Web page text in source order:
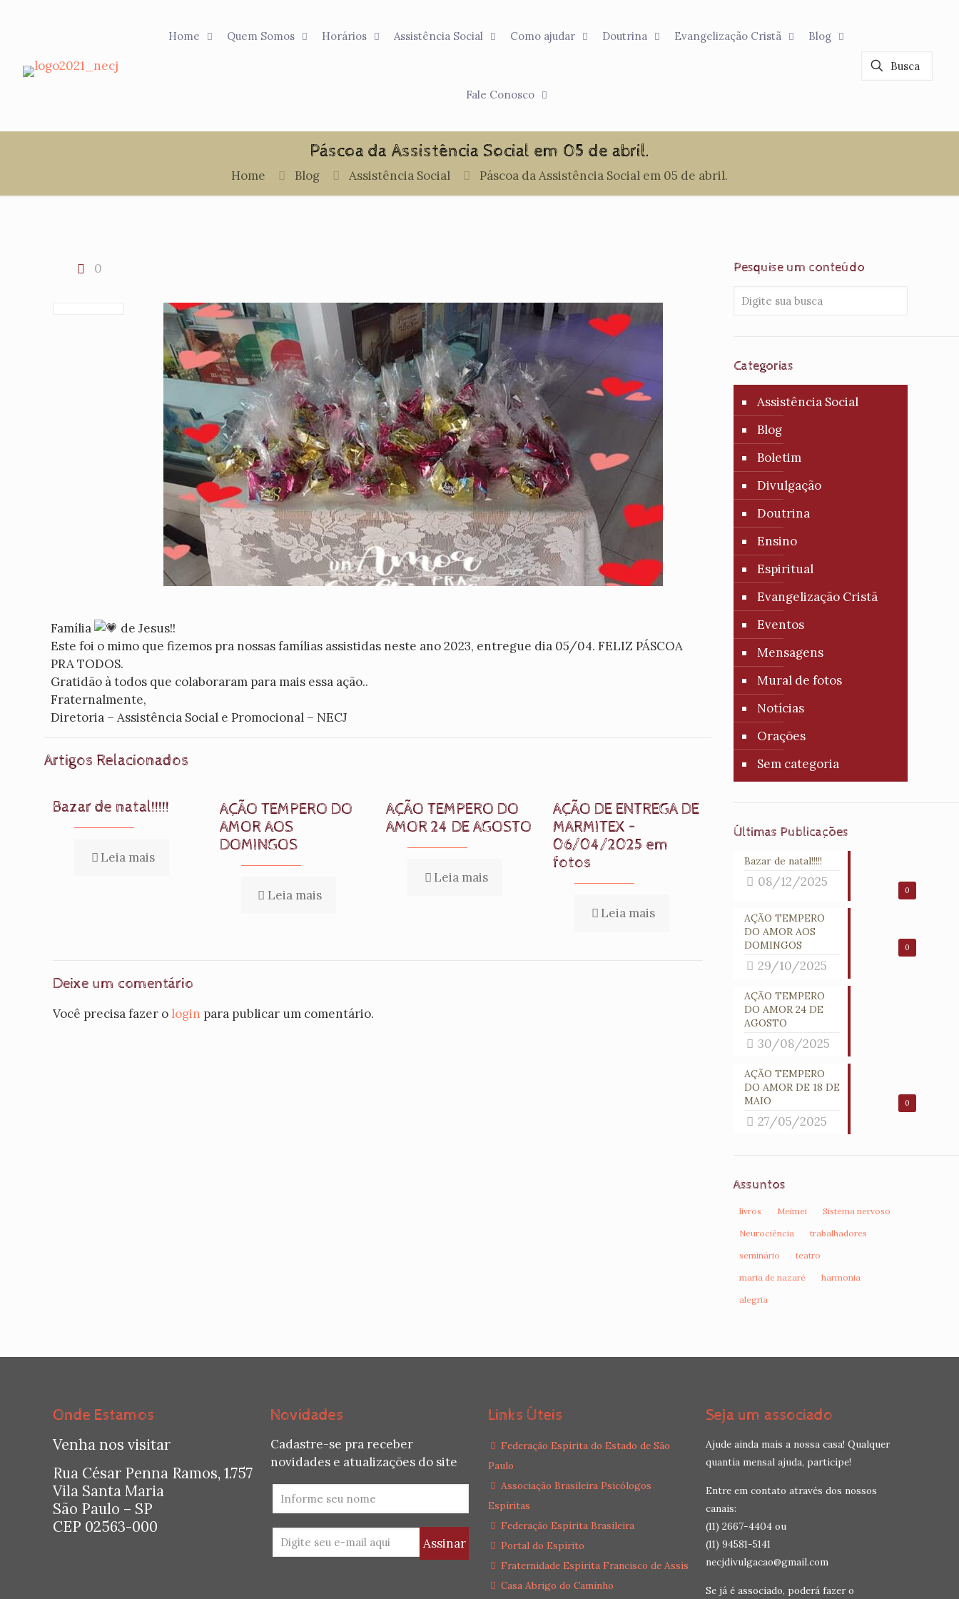
Home Quem Somos Horários Assistência Social Como ajudar Doutrina Evangelização Cristã Blog
Fale Conosco
Páscoa da Assistência Social em 05 de abril.
Home Blog Assistência Social Páscoa da Assistência Social em 05 de abril.
0
Família
de Jesus!!
Este foi o mimo que fizemos pra nossas famílias assistidas neste ano 2023, entregue dia 05/04. FELIZ PÁSCOA
PRA TODOS.
Gratidão à todos que colaboraram para mais essa ação..
Fraternalmente,
Diretoria – Assistência Social e Promocional – NECJ
Artigos Relacionados
Bazar de natal!!!!!
Leia mais
AÇÃO TEMPERO DO
AMOR AOS
DOMINGOS
Leia mais
AÇÃO TEMPERO DO
AMOR 24 DE AGOSTO
Leia mais
AÇÃO DE ENTREGA DE
MARMITEX –
06/04/2025 em
fotos
Leia mais
Deixe um comentário
Você precisa fazer o login para publicar um comentário.
Pesquise um conteúdo
Categorias
Assistência Social
Blog
Boletim
Divulgação
Doutrina
Ensino
Espiritual
Evangelização Cristã
Eventos
Mensagens
Mural de fotos
Notícias
Orações
Sem categoria
Últimas Publicações
0
Bazar de natal!!!!!
08/12/2025
0
AÇÃO TEMPERO
DO AMOR AOS
DOMINGOS
29/10/2025
AÇÃO TEMPERO
DO AMOR 24 DE
AGOSTO
30/08/2025
0
AÇÃO TEMPERO
DO AMOR DE 18 DE
MAIO
27/05/2025
Assuntos
livros Meimei Sistema nervoso
Neurociência trabalhadores
seminário teatro
maria de nazaré harmonia
alegria
Onde Estamos
Venha nos visitar
Rua César Penna Ramos, 1.757
Vila Santa Maria
São Paulo – SP
CEP 02563-000
Novidades
Cadastre-se pra receber
novidades e atualizações do site
Links Úteis
Federação Espírita do Estado de São
Paulo
Associação Brasileira Psicólogos
Espíritas
Federação Espírita Brasileira
Portal do Espírito
Fraternidade Espírita Francisco de Assis
Casa Abrigo do Caminho
Seja um associado
Ajude ainda mais a nossa casa! Qualquer
quantia mensal ajuda, participe!
Entre em contato através dos nossos
canais:
(11) 2667-4404 ou
(11) 94581-5141
necjdivulgacao@gmail.com
Se já é associado, poderá fazer o